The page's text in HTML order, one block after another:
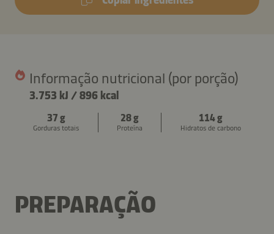
Informação nutricional (por porção)
3.753 kJ /896 kcal
37 g
Gorduras totais
28 g
Proteína
114 g
Hidratos de carbono
PREPARAÇÃO